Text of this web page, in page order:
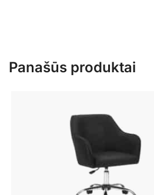
Panašūs produktai